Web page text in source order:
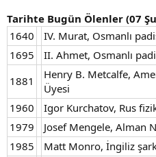
Tarihte Bugün Ölenler (07
1640
IV. Murat, Osmanlı
1695
II. Ahmet, Osmanlı
1881
Henry B. Metcalfe,
Üyesi
1960
Igor Kurchatov, Rus
1979
Josef Mengele, Alman
1985
Matt Monro, İngiliz